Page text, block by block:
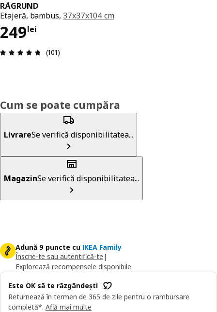
RÅGRUND
Etajeră, bambus, 37x37x104 cm
249lei
Preț 249lei
Prezentare generală: 4.7 din 5 stele Total
(101)
Cum se poate cumpăra
LivrareSe verifică disponibilitatea...
MagazinSe verifică disponibilitatea...
Adună 9 puncte cu IKEA Family
Înscrie-te sau autentifică-te |
Explorează recompensele disponibile
Este OK să te răzgândești
Returnează în termen de 365 de zile pentru o rambursare
completă*. Află mai multe